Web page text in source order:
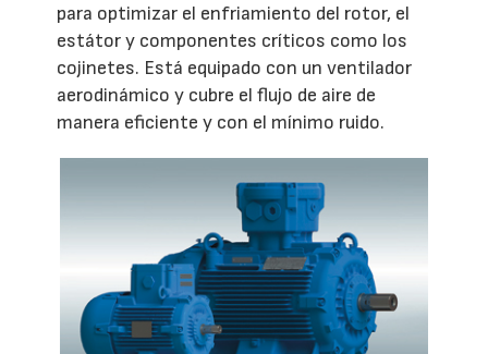
para optimizar el enfriamiento del rotor, el
estátor y componentes críticos como los
cojinetes. Está equipado con un ventilador
aerodinámico y cubre el flujo de aire de
manera eficiente y con el mínimo ruido.